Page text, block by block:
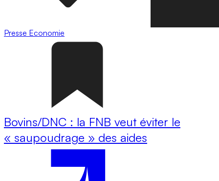
Presse Economie
Bovins/DNC : la FNB veut éviter le
« saupoudrage » des aides